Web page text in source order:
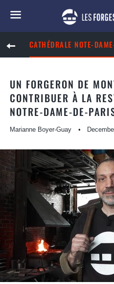
BACK TO SITE NAVIGATION
CATHÉDRALE NOTE-
UN FORGERON DE
CONTRIBUER À LA
NOTRE-DAME-DE-
Marianne Boyer-Guay